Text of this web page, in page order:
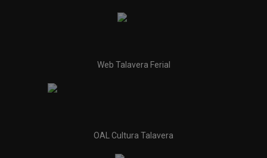
Web Talavera Ferial
OAL Cultura Talavera